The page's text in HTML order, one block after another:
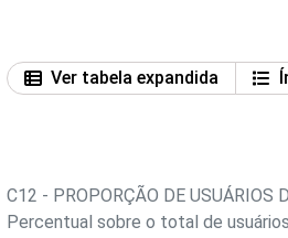
Ver tabela expandida
C12 - PROPORÇÃO DE USUÁRIOS
Percentual sobre o total de